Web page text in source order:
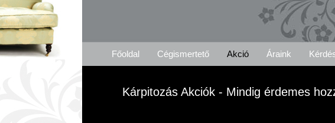
Főoldal Cégismertető Akció Áraink
Kárpitozás Akciók - Mindig érdemes